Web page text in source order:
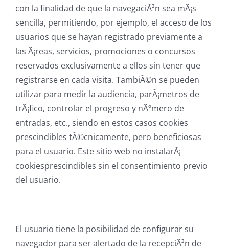
con la finalidad de que la navegaciÃ³n sea mÃ¡s
sencilla, permitiendo, por ejemplo, el acceso de los
usuarios que se hayan registrado previamente a
las Ã¡reas, servicios, promociones o concursos
reservados exclusivamente a ellos sin tener que
registrarse en cada visita. TambiÃ©n se pueden
utilizar para medir la audiencia, parÃ¡metros de
trÃ¡fico, controlar el progreso y nÃºmero de
entradas, etc., siendo en estos casos cookies
prescindibles tÃ©cnicamente, pero beneficiosas
para el usuario. Este sitio web no instalarÃ¡
cookiesprescindibles sin el consentimiento previo
del usuario.
El usuario tiene la posibilidad de configurar su
navegador para ser alertado de la recepciÃ³n de